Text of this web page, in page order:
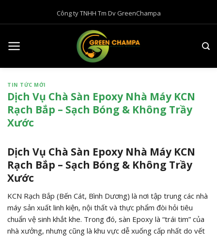
Công ty TNHH Tm Dv GreenChampa
TIN TỨC MỚI
Dịch Vụ Chà Sàn Epoxy Nhà Máy KCN
Rạch Bắp – Sạch Bóng & Không Trầy
Xước
Dịch Vụ Chà Sàn Epoxy Nhà Máy KCN
Rạch Bắp – Sạch Bóng & Không Trầy
Xước
KCN Rạch Bắp (Bến Cát, Bình Dương) là nơi tập trung các nhà
máy sản xuất linh kiện, nội thất và thực phẩm đòi hỏi tiêu
chuẩn vệ sinh khắt khe. Trong đó, sàn Epoxy là “trái tim” của
nhà xưởng, nhưng cũng là khu vực dễ xuống cấp nhất do vết